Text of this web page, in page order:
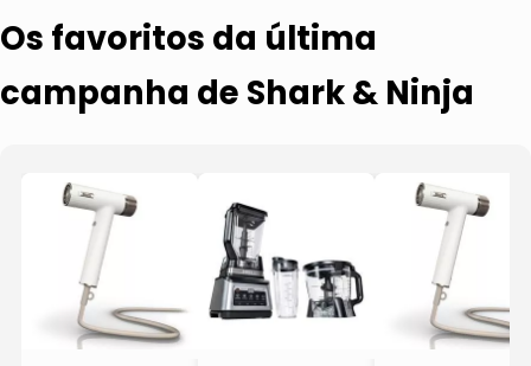
Os favoritos da última
campanha de Shark & Ninja